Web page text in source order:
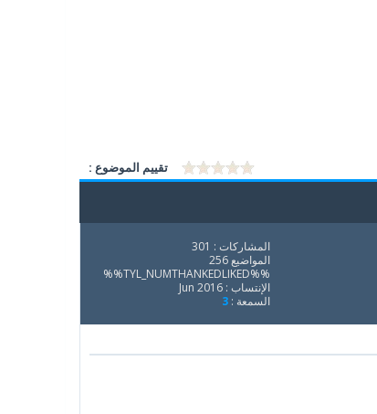
تقييم الموضوع :
المشاركات : 301
المواضيع 256
%%TYL_NUMTHANKEDLIKED%%
الإنتساب : Jun 2016
السمعة : 3